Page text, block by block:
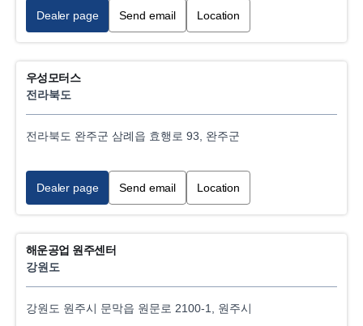
Dealer page Send email Location
우성모터스
전라북도
전라북도 완주군 삼례읍 효행로 93, 완주군
Dealer page Send email Location
해운공업 원주센터
강원도
강원도 원주시 문막읍 원문로 2100-1, 원주시